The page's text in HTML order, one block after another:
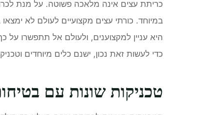
כריתת עצים אינה מלאכה פשוטה. על מנת
במיוחד. כורתי עצים מקצועיים לעולם לא
היא עניין למקצוענים, ולעולם אל תתפשרו על
כדי לעשות זאת נכון, ישנם כלים מיוחדים
טכניקות שונות עם